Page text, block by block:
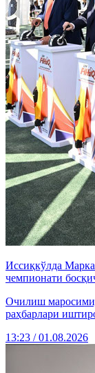
Иссиқкўлда
чемпионати
Очилиш
раҳбарлари
13:23 / 01.08.2026